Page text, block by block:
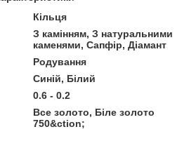
Кільця
З камінням, З натуральними
каменями, Сапфір, Діамант
Родування
Синій, Білий
0.6 - 0.2
Все золото, Біле золото
750&ction;